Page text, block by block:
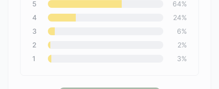
5 64%
4
24%
3
6%
2
2%
1
3%